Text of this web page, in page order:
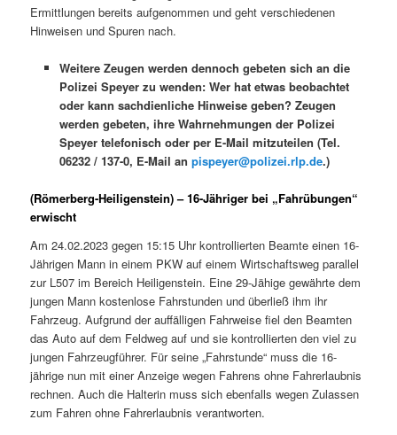
Ermittlungen bereits aufgenommen und geht verschiedenen
Hinweisen und Spuren nach.
Weitere Zeugen werden dennoch gebeten sich an die
Polizei Speyer zu wenden: Wer hat etwas beobachtet
oder kann sachdienliche Hinweise geben? Zeugen
werden gebeten, ihre Wahrnehmungen der Polizei
Speyer telefonisch oder per E-Mail mitzuteilen (Tel.
06232 / 137-0, E-Mail an pispeyer@polizei.rlp.de.)
(Römerberg-Heiligenstein) – 16-Jähriger bei „Fahrübungen“
erwischt
Am 24.02.2023 gegen 15:15 Uhr kontrollierten Beamte einen 16-
Jährigen Mann in einem PKW auf einem Wirtschaftsweg parallel
zur L507 im Bereich Heiligenstein. Eine 29-Jähige gewährte dem
jungen Mann kostenlose Fahrstunden und überließ ihm ihr
Fahrzeug. Aufgrund der auffälligen Fahrweise fiel den Beamten
das Auto auf dem Feldweg auf und sie kontrollierten den viel zu
jungen Fahrzeugführer. Für seine „Fahrstunde“ muss die 16-
jährige nun mit einer Anzeige wegen Fahrens ohne Fahrerlaubnis
rechnen. Auch die Halterin muss sich ebenfalls wegen Zulassen
zum Fahren ohne Fahrerlaubnis verantworten.